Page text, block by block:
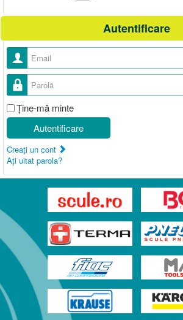
Autentificare
Nume utilizator
Parolă
Ţine-mă minte
Autentificare
Creaţi un cont
Aţi uitat parola?